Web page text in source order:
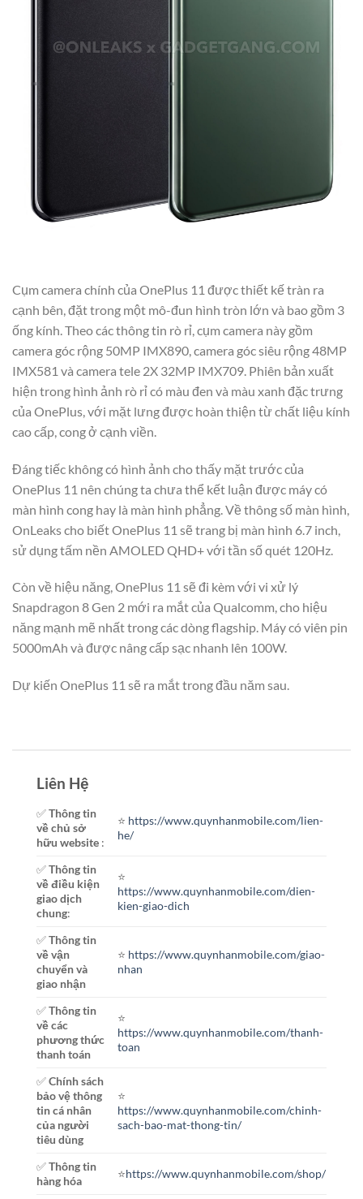
Cụm camera chính của OnePlus 11 được thiết kế tràn ra
cạnh bên, đặt trong một mô-đun hình tròn lớn và bao gồm 3
ống kính. Theo các thông tin rò rỉ, cụm camera này gồm
camera góc rộng 50MP IMX890, camera góc siêu rộng 48MP
IMX581 và camera tele 2X 32MP IMX709. Phiên bản xuất
hiện trong hình ảnh rò rỉ có màu đen và màu xanh đặc trưng
của OnePlus, với mặt lưng được hoàn thiện từ chất liệu kính
cao cấp, cong ở cạnh viền.
Đáng tiếc không có hình ảnh cho thấy mặt trước của
OnePlus 11 nên chúng ta chưa thể kết luận được máy có
màn hình cong hay là màn hình phẳng. Về thông số màn hình,
OnLeaks cho biết OnePlus 11 sẽ trang bị màn hình 6.7 inch,
sử dụng tấm nền AMOLED QHD+ với tần số quét 120Hz.
Còn về hiệu năng, OnePlus 11 sẽ đi kèm với vi xử lý
Snapdragon 8 Gen 2 mới ra mắt của Qualcomm, cho hiệu
năng mạnh mẽ nhất trong các dòng flagship. Máy có viên pin
5000mAh và được nâng cấp sạc nhanh lên 100W.
Dự kiến OnePlus 11 sẽ ra mắt trong đầu năm sau.
Liên Hệ
✅Thông tin
về chủ sở
hữu website :
⭐️ https://www.quynhanmobile.com/lien-
he/
✅Thông tin
về điều kiện
giao dịch
chung:
⭐️
https://www.quynhanmobile.com/dien-
kien-giao-dich
✅Thông tin
về vận
chuyển và
giao nhận
⭐️ https://www.quynhanmobile.com/giao-
nhan
✅Thông tin
về các
phương thức
thanh toán
⭐️
https://www.quynhanmobile.com/thanh-
toan
✅Chính sách
bảo vệ thông
tin cá nhân
của người
tiêu dùng
⭐️
https://www.quynhanmobile.com/chinh-
sach-bao-mat-thong-tin/
✅Thông tin
hàng hóa
⭐️https://www.quynhanmobile.com/shop/